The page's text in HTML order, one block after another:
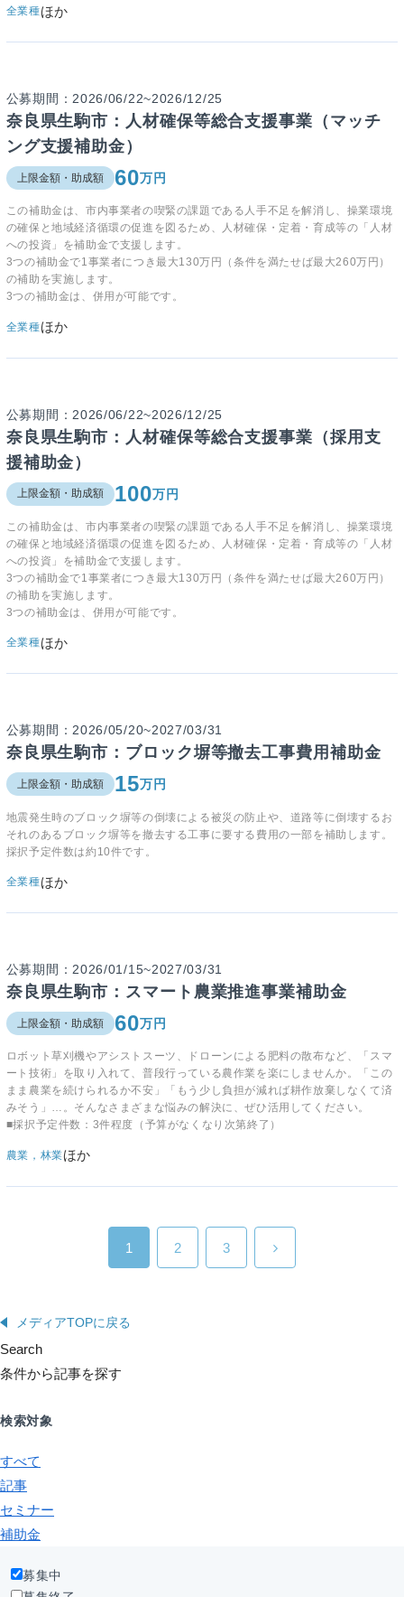
全業種ほか
公募期間：2026/06/22~2026/12/25
奈良県生駒市：人材確保等総合支援事業（マッチ
ング支援補助金）
上限金額・助成額 60万円
この補助金は、市内事業者の喫緊の課題である人手不足を解消し、操業環境
の確保と地域経済循環の促進を図るため、人材確保・定着・育成等の「人材
への投資」を補助金で支援します。
3つの補助金で1事業者につき最大130万円（条件を満たせば最大260万円）
の補助を実施します。
3つの補助金は、併用が可能です。
全業種ほか
公募期間：2026/06/22~2026/12/25
奈良県生駒市：人材確保等総合支援事業（採用支
援補助金）
上限金額・助成額 100万円
この補助金は、市内事業者の喫緊の課題である人手不足を解消し、操業環境
の確保と地域経済循環の促進を図るため、人材確保・定着・育成等の「人材
への投資」を補助金で支援します。
3つの補助金で1事業者につき最大130万円（条件を満たせば最大260万円）
の補助を実施します。
3つの補助金は、併用が可能です。
全業種ほか
公募期間：2026/05/20~2027/03/31
奈良県生駒市：ブロック塀等撤去工事費用補助金
上限金額・助成額 15万円
地震発生時のブロック塀等の倒壊による被災の防止や、道路等に倒壊するお
それのあるブロック塀等を撤去する工事に要する費用の一部を補助します。
採択予定件数は約10件です。
全業種ほか
公募期間：2026/01/15~2027/03/31
奈良県生駒市：スマート農業推進事業補助金
上限金額・助成額 60万円
ロボット草刈機やアシストスーツ、ドローンによる肥料の散布など、「スマ
ート技術」を取り入れて、普段行っている農作業を楽にしませんか。「この
まま農業を続けられるか不安」「もう少し負担が減れば耕作放棄しなくて済
みそう」…。そんなさまざまな悩みの解決に、ぜひ活用してください。
■採択予定件数：3件程度（予算がなくなり次第終了）
農業，林業ほか
1 2 3
メディアTOPに戻る
Search
条件から記事を探す
検索対象
すべて
記事
セミナー
補助金
募集中